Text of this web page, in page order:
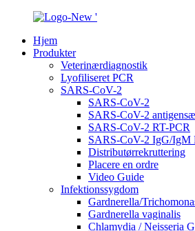
Hjem
Produkter
Veterinærdiagnostik
Lyofiliseret PCR
SARS-CoV-2
SARS-CoV-2
SARS-CoV-2
SARS-CoV-2 RT-PCR
SARS-CoV-2 IgG/IgM
Distributørrekruttering
Placere en ordre
Video Guide
Infektionssygdom
Gardnerella/
Gardnerella vaginalis
Chlamydia / Neisseria